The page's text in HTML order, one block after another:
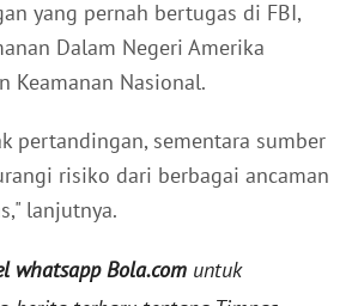
yang pernah bertugas di FBI,
Dalam Negeri Amerika
Keamanan Nasional.
pertandingan, sementara sumber
risiko dari berbagai ancaman
lanjutnya.
whatsapp Bola.com untuk